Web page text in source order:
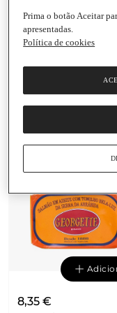
5,95 €
Anchovas
Alcaparras em
Lata|50 G
8,35 €
Prima o botão Aceitar
apresentadas.
Política de cookies